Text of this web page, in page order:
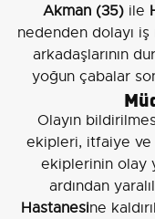
Akman (35)ile
nedenden dolayı iş
arkadaşlarının
yoğun çabalar
Olayın
ekipleri, itfaiye ve
ekiplerinin olay
ardından
Hastanesine